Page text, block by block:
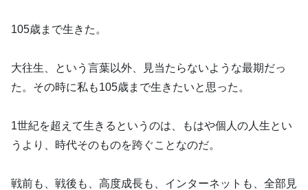
105歳まで生きた。
大往生、という言葉以外、見当たらないような最期だっ
た。その時に私も105歳まで生きたいと思った。
1世紀を超えて生きるというのは、もはや個人の人生とい
うより、時代そのものを跨ぐことなのだ。
戦前も、戦後も、高度成長も、インターネットも、全部見